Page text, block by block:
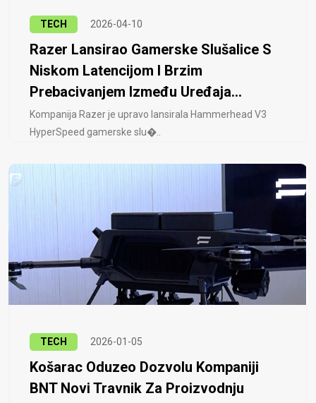
TECH 2026-04-10
Razer Lansirao Gamerske Slušalice S
Niskom Latencijom I Brzim
Prebacivanjem Između Uređaja...
Kompanija Razer je upravo lansirala Hammerhead V3
HyperSpeed ​​gamerske slu�..
TECH 2026-01-05
Košarac Oduzeo Dozvolu Kompaniji
BNT Novi Travnik Za Proizvodnju